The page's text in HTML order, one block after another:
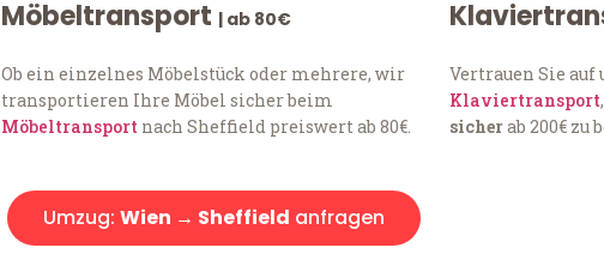
Möbeltransport | ab 80€
Ob ein einzelnes Möbelstück oder mehrere, wir
transportieren Ihre Möbel sicher beim
Möbeltransport nach Sheffield preiswert ab 80€.
Vertrauen Sie auf
Klaviertransport
sicherab 200€ zu
Umzug: Wien → Sheffield anfragen